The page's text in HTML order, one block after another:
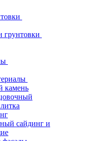
грунтовки
камень
сайдинг и